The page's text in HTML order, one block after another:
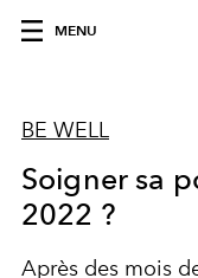
MENU
BE WELL
Soigner sa
2022 ?
Après des mois